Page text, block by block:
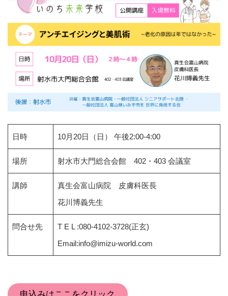
日時 10月20日（日） 午後2:00-4:00
場所 射水市大門総合会館 402・403 会議室
講師
真生会富山病院 皮膚科医長
花川博義先生
問合せ先
T E L :080-4102-3728(正玄)
Email:info@imizu-world.com
申込みはここをクリック